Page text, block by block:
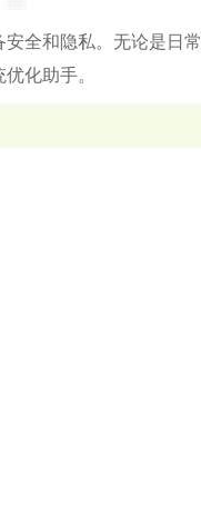
全和隐私。无论是日常
化助手。